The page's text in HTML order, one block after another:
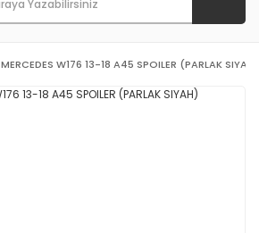
MERCEDES W176 13-18 A45 SPOILER (PARLAK SIYAH)